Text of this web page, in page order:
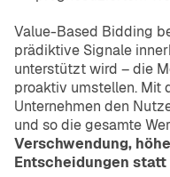
Value-Based Bidding
prädiktive Signale
unterstützt wird – die
proaktiv umstellen. Mit
Unternehmen den
und so die gesamte
Verschwendung,
Entscheidungen